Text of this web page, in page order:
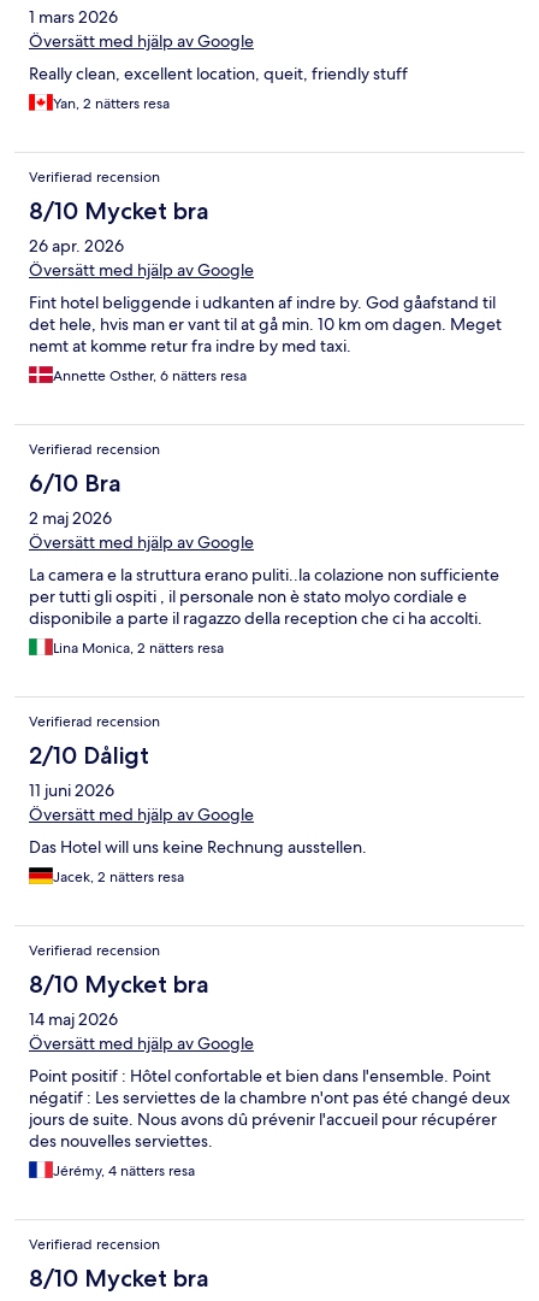
1 mars 2026
Översätt med hjälp av Google
Really clean, excellent location, queit, friendly stuff
Yan, 2 nätters resa
Verifierad recension
8/10 Mycket bra
26 apr. 2026
Översätt med hjälp av Google
Fint hotel beliggende i udkanten af indre by. God gåafstand til
det hele, hvis man er vant til at gå min. 10 km om dagen. Meget
nemt at komme retur fra indre by med taxi.
Annette Osther, 6 nätters resa
Verifierad recension
6/10 Bra
2 maj 2026
Översätt med hjälp av Google
La camera e la struttura erano puliti..la colazione non sufficiente
per tutti gli ospiti , il personale non è stato molyo cordiale e
disponibile a parte il ragazzo della reception che ci ha accolti.
Lina Monica, 2 nätters resa
Verifierad recension
2/10 Dåligt
11 juni 2026
Översätt med hjälp av Google
Das Hotel will uns keine Rechnung ausstellen.
Jacek, 2 nätters resa
Verifierad recension
8/10 Mycket bra
14 maj 2026
Översätt med hjälp av Google
Point positif : Hôtel confortable et bien dans l'ensemble. Point
négatif : Les serviettes de la chambre n'ont pas été changé deux
jours de suite. Nous avons dû prévenir l'accueil pour récupérer
des nouvelles serviettes.
Jérémy, 4 nätters resa
Verifierad recension
8/10 Mycket bra